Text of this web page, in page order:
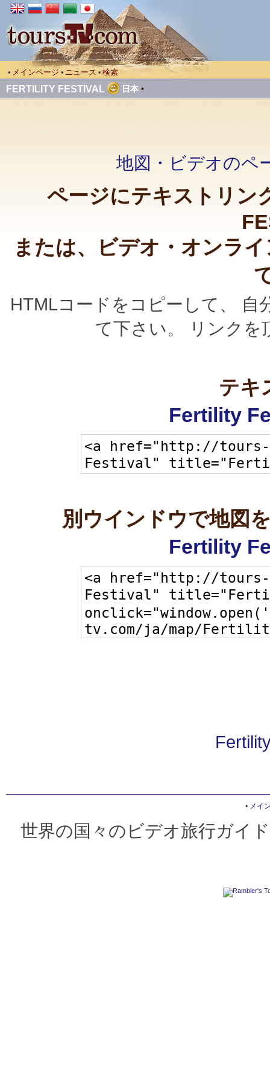
• メインページ • ニュース • 検索
FERTILITY FESTIVAL 日本 •
地図・ビデオのペ
ページにテキストリン
または、ビデオ・オンラ
HTMLコードをコピーして、
て下さい。 リンクを
テキ
Fertility
別ウインドウで地図
Fertility
• メイ
世界の国々のビデオ旅行ガイ